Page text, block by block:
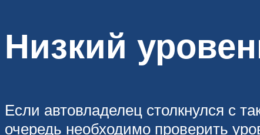
Низкий
Если автовладелец столкнулся с
очередь необходимо проверить